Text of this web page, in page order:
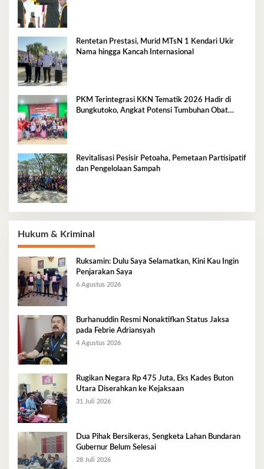
Rentetan Prestasi, Murid MTsN 1 Kendari Ukir
Nama hingga Kancah Internasional
PKM Terintegrasi KKN Tematik 2026 Hadir di
Bungkutoko, Angkat Potensi Tumbuhan Obat
Revitalisasi Pesisir Petoaha, Pemetaan Partisipatif
dan Pengelolaan Sampah
Hukum & Kriminal
Ruksamin: Dulu Saya Selamatkan, Kini Kau Ingin
Penjarakan Saya
6 Agustus 2026
Burhanuddin Resmi Nonaktifkan Status Jaksa
pada Febrie Adriansyah
4 Agustus 2026
Rugikan Negara Rp 475 Juta, Eks Kades Buton
Utara Diserahkan ke Kejaksaan
31 Juli 2026
Dua Pihak Bersikeras, Sengketa Lahan Bundaran
Gubernur Belum Selesai
28 Juli 2026